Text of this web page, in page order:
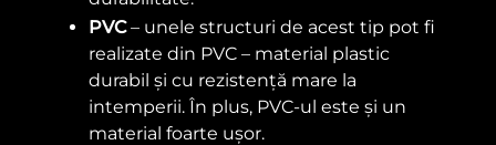
PVC– unele structuri de acest tip pot fi
realizate din PVC – material plastic
durabil și cu rezistență mare la
intemperii. În plus, PVC-ul este și un
material foarte ușor.